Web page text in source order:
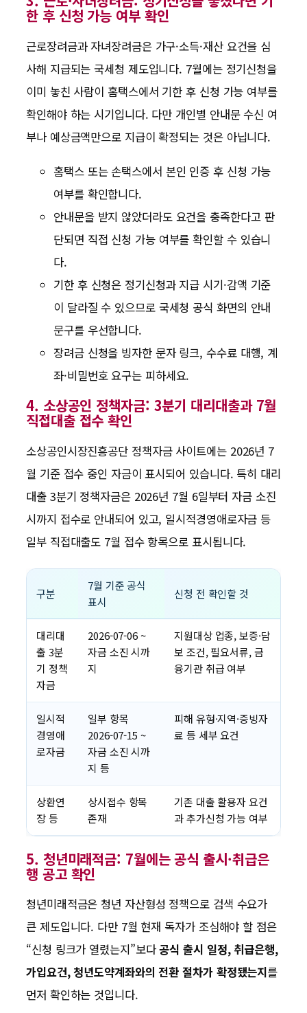
한 후 신청 가능 여부 확인
근로장려금과 자녀장려금은 가구·소득·재산 요건을 심
사해 지급되는 국세청 제도입니다. 7월에는 정기신청을
이미 놓친 사람이 홈택스에서 기한 후 신청 가능 여부를
확인해야 하는 시기입니다. 다만 개인별 안내문 수신 여
부나 예상금액만으로 지급이 확정되는 것은 아닙니다.
홈택스 또는 손택스에서 본인 인증 후 신청 가능
여부를 확인합니다.
안내문을 받지 않았더라도 요건을 충족한다고 판
단되면 직접 신청 가능 여부를 확인할 수 있습니
다.
기한 후 신청은 정기신청과 지급 시기·감액 기준
이 달라질 수 있으므로 국세청 공식 화면의 안내
문구를 우선합니다.
장려금 신청을 빙자한 문자 링크, 수수료 대행, 계
좌·비밀번호 요구는 피하세요.
4. 소상공인 정책자금: 3분기 대리대출과 7월
직접대출 접수 확인
소상공인시장진흥공단 정책자금 사이트에는 2026년 7
월 기준 접수 중인 자금이 표시되어 있습니다. 특히 대리
대출 3분기 정책자금은 2026년 7월 6일부터 자금 소진
시까지 접수로 안내되어 있고, 일시적경영애로자금 등
일부 직접대출도 7월 접수 항목으로 표시됩니다.
구분
7월 기준 공식
표시
신청 전 확인할 것
대리대
출 3분
기 정책
자금
2026-07-06 ~
자금 소진 시까
지
지원대상 업종, 보증·담
보 조건, 필요서류, 금
융기관 취급 여부
일시적
경영애
로자금
일부 항목
2026-07-15 ~
자금 소진 시까
지 등
피해 유형·지역·증빙자
료 등 세부 요건
상환연
장 등
상시접수 항목
존재
기존 대출 활용자 요건
과 추가신청 가능 여부
5. 청년미래적금: 7월에는 공식 출시·취급은
행 공고 확인
청년미래적금은 청년 자산형성 정책으로 검색 수요가
큰 제도입니다. 다만 7월 현재 독자가 조심해야 할 점은
“신청 링크가 열렸는지”보다공식 출시 일정, 취급은행,
가입요건, 청년도약계좌와의 전환 절차가 확정됐는지를
먼저 확인하는 것입니다.